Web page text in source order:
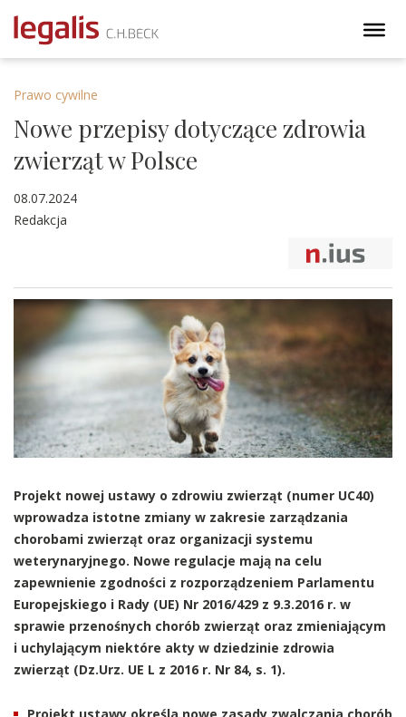
Prawo cywilne
Nowe przepisy dotyczące zdrowia
zwierząt w Polsce
08.07.2024
Redakcja
Projekt nowej ustawy o zdrowiu zwierząt (numer UC40)
wprowadza istotne zmiany w zakresie zarządzania
chorobami zwierząt oraz organizacji systemu
weterynaryjnego. Nowe regulacje mają na celu
zapewnienie zgodności z rozporządzeniem Parlamentu
Europejskiego i Rady (UE) Nr 2016/429 z 9.3.2016 r. w
sprawie przenośnych chorób zwierząt oraz zmieniającym
i uchylającym niektóre akty w dziedzinie zdrowia
zwierząt (Dz.Urz. UE L z 2016 r. Nr 84, s. 1).
Projekt ustawy określa nowe zasady zwalczania chorób